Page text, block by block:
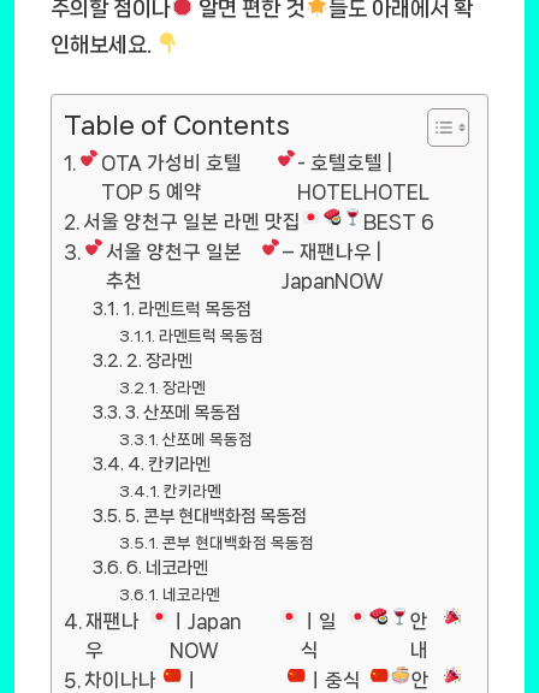
주의할 점이나
알면 편한 것
들도 아래에서 확
인해보세요.
Table of Contents
OTA 가성비 호텔
TOP 5 예약
- 호텔호텔 |
HOTELHOTEL
서울 양천구 일본 라멘 맛집
BEST 6
서울 양천구 일본
추천
– 재팬나우 |
JapanNOW
1. 라멘트럭 목동점
라멘트럭 목동점
2. 장라멘
장라멘
3. 산쪼메 목동점
산쪼메 목동점
4. 칸키라멘
칸키라멘
5. 콘부 현대백화점 목동점
콘부 현대백화점 목동점
6. 네코라멘
네코라멘
재팬나
우
ㅣJapan
NOW
ㅣ일
식
안
내
차이나나
ㅣ중식
안